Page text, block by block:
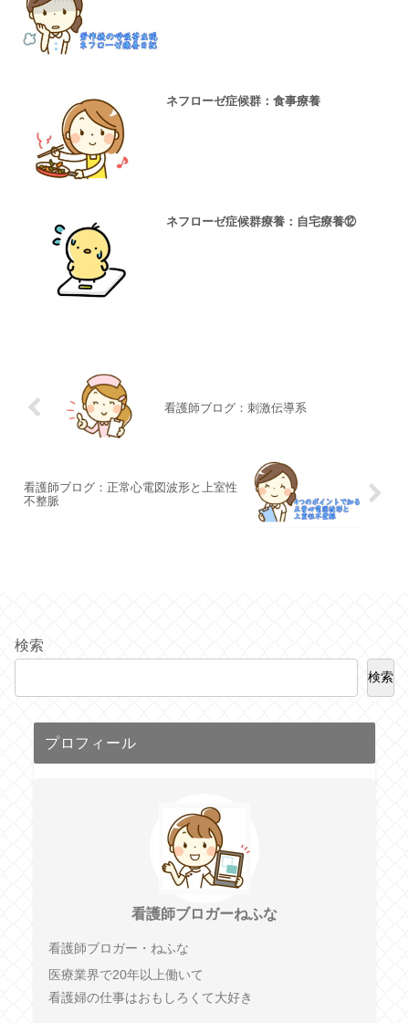
ネフローゼ症候群：食事療養
ネフローゼ症候群療養：自宅療養⑫
看護師ブログ：刺激伝導系
看護師ブログ：正常心電図波形と上室性
不整脈
検索
検索
プロフィール
看護師ブロガーねふな
看護師ブロガー・ねふな
医療業界で20年以上働いて
看護婦の仕事はおもしろくて大好き